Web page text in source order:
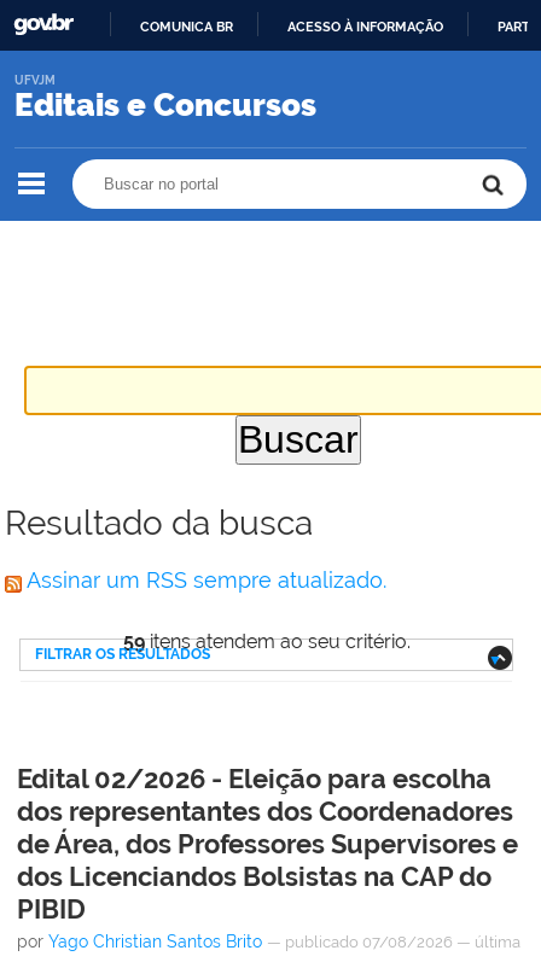
O
COMUNICA BR ACESSO À INFORMAÇÃO
Editais e Concursos
UFVJM
Resultado da busca
Assinar um RSS sempre atualizado.
59itens atendem ao seu critério.
FILTRAR OS RESULTADOS
Edital 02/2026 - Eleição para escolha
dos representantes dos Coordenadores
de Área, dos Professores Supervisores e
dos Licenciandos Bolsistas na CAP do
PIBID
por Yago Christian Santos Brito — publicado 07/08/2026 — última